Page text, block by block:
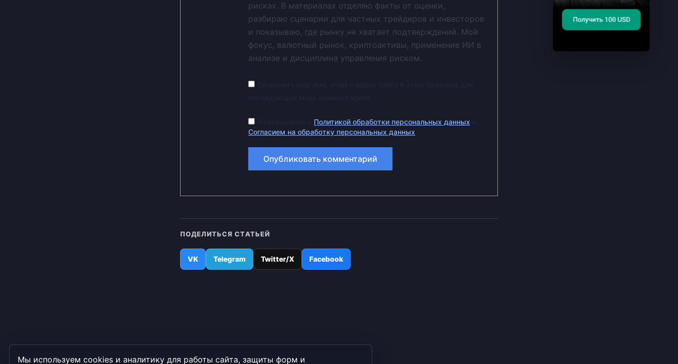
рисках. В материалах отделяю факты от оценки,
разбираю сценарии для частных трейдеров и инвесторов
и показываю, где рынку не хватает подтверждений. Мой
фокус, валютный рынок, криптоактивы, применение ИИ в
анализе и дисциплина управления риском.
Политикой обработки персональных данных
Согласием на обработку персональных данных
ПОДЕЛИТЬСЯ СТАТЬЕЙ
VK Telegram Twitter/X Facebook
Мы используем cookies и аналитику для работы сайта, защиты форм и